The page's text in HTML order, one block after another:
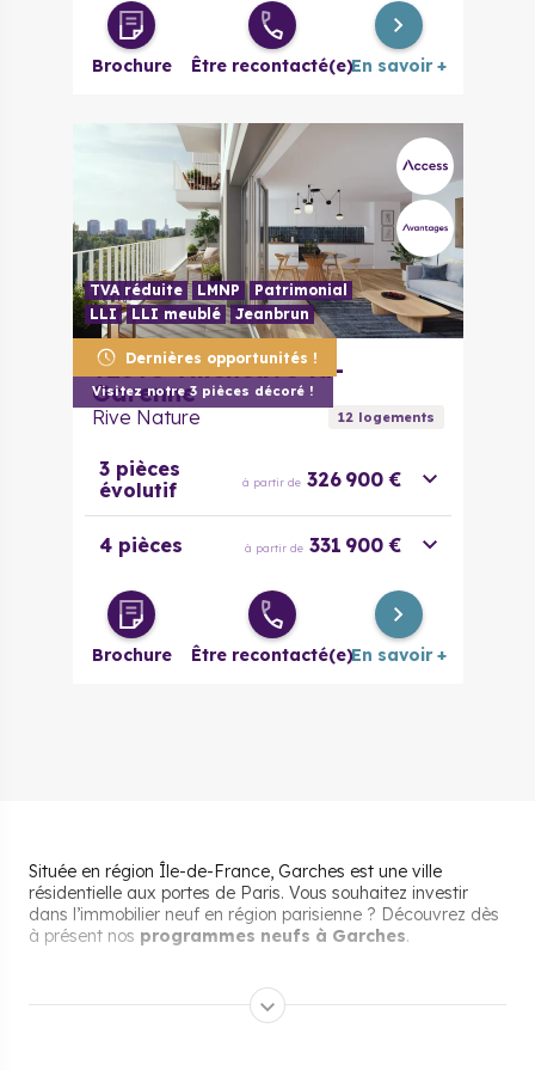
Brochure Être recontacté(e)En savoir +
Dernières opportunités !
Visitez notre 3 pièces décoré !
TVA réduite LMNP
Patrimonial
LLI
LLI meublé Jeanbrun
92390 Villeneuve-la-
Garenne
Rive Nature 12logements
3 pièces
évolutif
à partir de 326 900 €
4 pièces à partir de 331 900 €
Brochure Être recontacté(e)En savoir +
Située en région Île-de-France, Garches est une ville
résidentielle aux portes de Paris. Vous souhaitez investir
dans l’immobilier neuf en région parisienne ? Découvrez dès
à présent nos programmes neufs à Garches.
Pourquoi s’installer et vivre